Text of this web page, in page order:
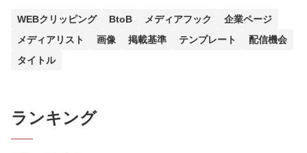
WEBクリッピング BtoB メディアフック
企業ページ
メディアリスト
画像 掲載基準 テンプレート
配信機会
タイトル
ランキング